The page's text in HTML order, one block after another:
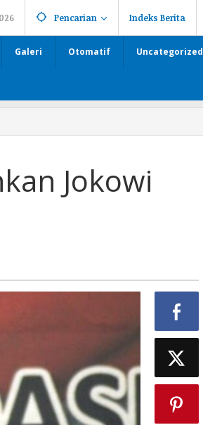
Pencarian Indeks Berita
Galeri Otomatif Uncategorized
Jokowi